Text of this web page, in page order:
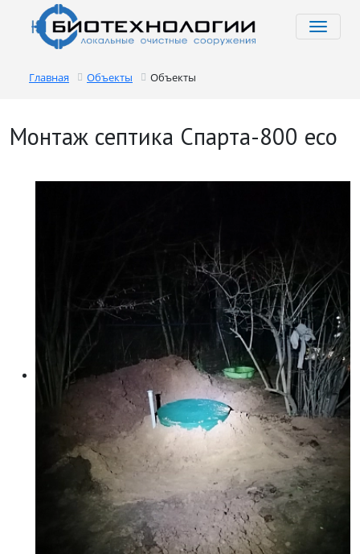
Главная Объекты Объекты
Монтаж септика Спарта-800 есо